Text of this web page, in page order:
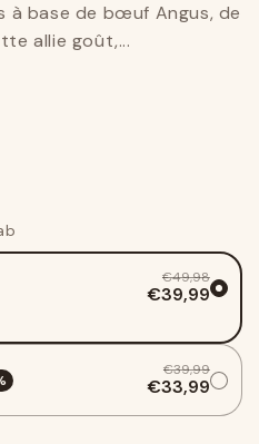
à base de bœuf Angus, de
allie goût,...
€49,98
€39,99
€39,99
€33,99